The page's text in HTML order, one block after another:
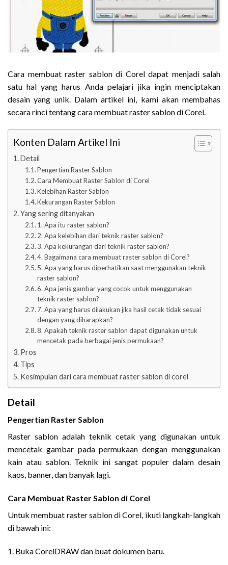
Cara membuat raster sablon di Corel dapat menjadi salah
satu hal yang harus Anda pelajari jika ingin menciptakan
desain yang unik. Dalam artikel ini, kami akan membahas
secara rinci tentang cara membuat raster sablon di Corel.
Konten Dalam Artikel Ini
Detail
Pengertian Raster Sablon
Cara Membuat Raster Sablon di Corel
Kelebihan Raster Sablon
Kekurangan Raster Sablon
Yang sering ditanyakan
1. Apa itu raster sablon?
2. Apa kelebihan dari teknik raster sablon?
3. Apa kekurangan dari teknik raster sablon?
4. Bagaimana cara membuat raster sablon di Corel?
5. Apa yang harus diperhatikan saat menggunakan teknik
raster sablon?
6. Apa jenis gambar yang cocok untuk menggunakan
teknik raster sablon?
7. Apa yang harus dilakukan jika hasil cetak tidak sesuai
dengan yang diharapkan?
8. Apakah teknik raster sablon dapat digunakan untuk
mencetak pada berbagai jenis permukaan?
Pros
Tips
Kesimpulan dari cara membuat raster sablon di corel
Detail
Pengertian Raster Sablon
Raster sablon adalah teknik cetak yang digunakan untuk
mencetak gambar pada permukaan dengan menggunakan
kain atau sablon. Teknik ini sangat populer dalam desain
kaos, banner, dan banyak lagi.
Cara Membuat Raster Sablon di Corel
Untuk membuat raster sablon di Corel, ikuti langkah-langkah
di bawah ini:
1. Buka CorelDRAW dan buat dokumen baru.